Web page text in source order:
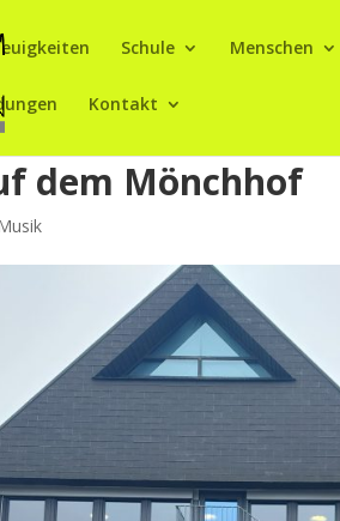
Schule Menschen
Kontakt
dem Mönchhof